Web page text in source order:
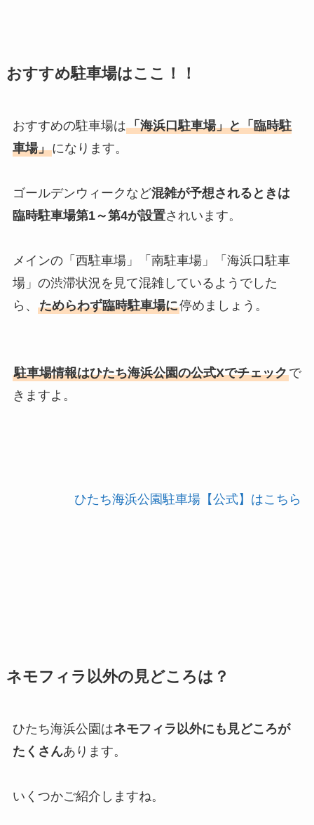
おすすめ駐車場はここ！！
おすすめの駐車場は「海浜口駐車場」と「臨時駐
車場」になります。
ゴールデンウィークなど混雑が予想されるときは
臨時駐車場第1～第4が設置されいます。
メインの「西駐車場」「南駐車場」「海浜口駐車
場」の渋滞状況を見て混雑しているようでした
ら、 ためらわず臨時駐車場に停めましょう。
駐車場情報はひたち海浜公園の公式Xでチェックで
きますよ。
ひたち海浜公園駐車場【公式】はこちら
ネモフィラ以外の見どころは？
ひたち海浜公園はネモフィラ以外にも見どころが
たくさんあります。
いくつかご紹介しますね。